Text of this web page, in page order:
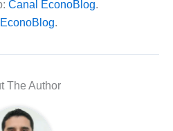
Canal EconoBlog.
.
The Author